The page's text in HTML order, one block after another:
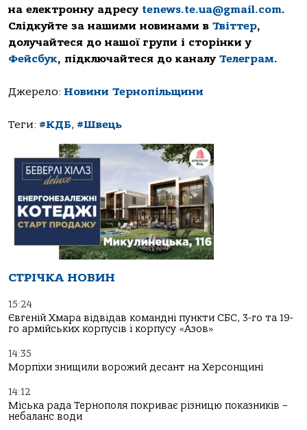
на електронну адресу tenews.te.ua@gmail.com.
Слідкуйте за нашими новинами в Твіттер,
долучайтеся до нашої групи і сторінки у
Фейсбук, підключайтеся до каналу Телеграм.
Джерело: Новини Тернопільщини
Теги: #КДБ, #Швець
СТРІЧКА НОВИН
15:24
Євгеній Хмара відвідав командні пункти СБС, 3-го та 19-
го армійських корпусів і корпусу «Азов»
14:35
Морпіхи знищили ворожий десант на Херсонщині
14:12
Міська рада Тернополя покриває різницю показників –
небаланс води